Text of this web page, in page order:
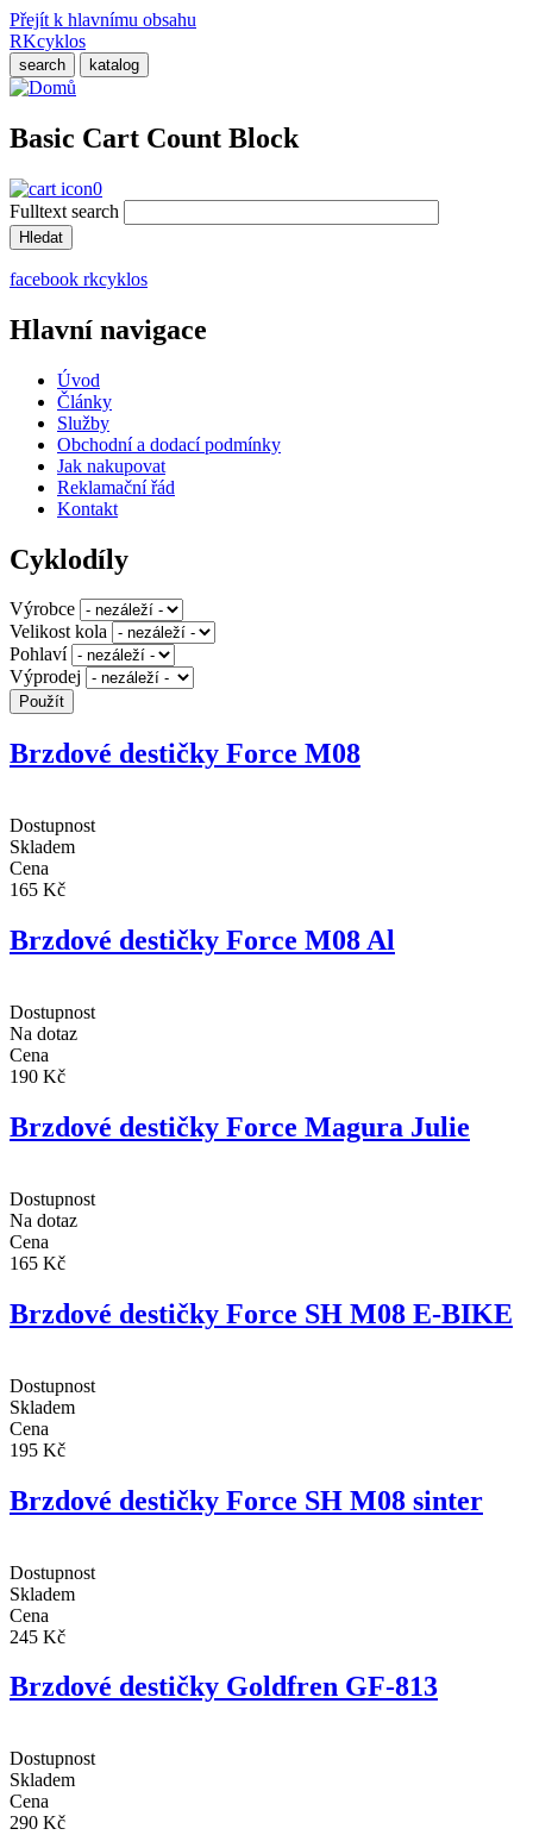
Přejít k hlavnímu obsahu
RKcyklos
search katalog
Basic Cart Count Block
0
Fulltext search
facebook rkcyklos
Hlavní navigace
Úvod
Články
Služby
Obchodní a dodací podmínky
Jak nakupovat
Reklamační řád
Kontakt
Cyklodíly
Výrobce
Velikost kola
Pohlaví
Výprodej
Brzdové destičky Force M08
Dostupnost
Skladem
Cena
165 Kč
Brzdové destičky Force M08 Al
Dostupnost
Na dotaz
Cena
190 Kč
Brzdové destičky Force Magura Julie
Dostupnost
Na dotaz
Cena
165 Kč
Brzdové destičky Force SH M08 E-BIKE
Dostupnost
Skladem
Cena
195 Kč
Brzdové destičky Force SH M08 sinter
Dostupnost
Skladem
Cena
245 Kč
Brzdové destičky Goldfren GF-813
Dostupnost
Skladem
Cena
290 Kč